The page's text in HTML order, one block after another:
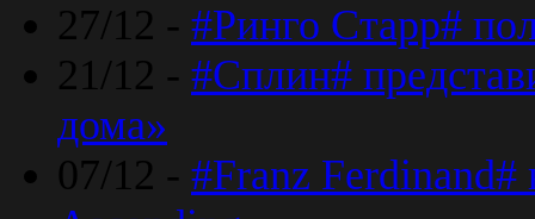
27/12 - #Ринго Старр#
21/12 - #Сплин#
дома»
07/12 - #Franz